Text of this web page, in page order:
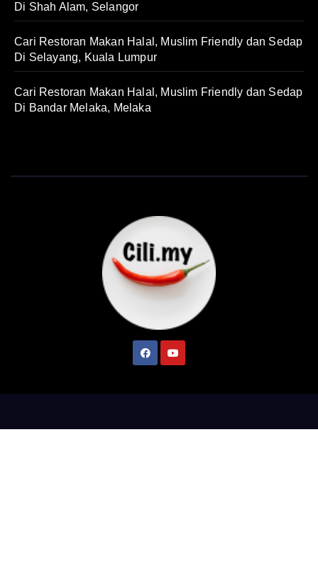
Di Shah Alam, Selangor
Cari Restoran Makan Halal, Muslim Friendly dan Sedap
Di Selayang, Kuala Lumpur
Cari Restoran Makan Halal, Muslim Friendly dan Sedap
Di Bandar Melaka, Melaka